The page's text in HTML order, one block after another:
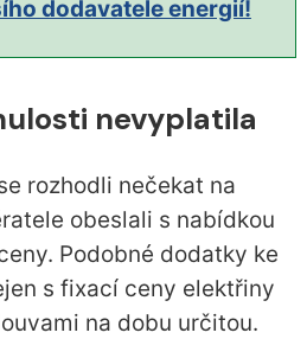
dodavatele energií!
nevyplatila
rozhodli nečekat na
obeslali s nabídkou
Podobné dodatky ke
s fixací ceny elektřiny
na dobu určitou.